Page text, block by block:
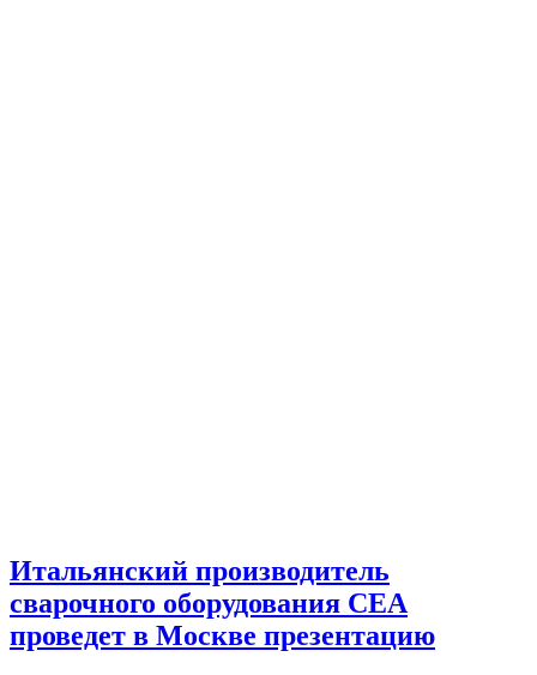
Итальянский производитель
сварочного оборудования СЕА
проведет в Москве презентацию